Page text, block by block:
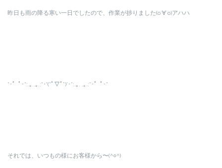
昨日も雨の降る寒い一日でしたので、作業が捗りました(о´∀`о)アハハ
*･゜ﾟ･*:.｡..｡.:*･'(*ﾟ▽ﾟ*)’･*:.｡. .｡.:*･゜ﾟ･*
それでは、いつもの様にお客様から〜(^○^)